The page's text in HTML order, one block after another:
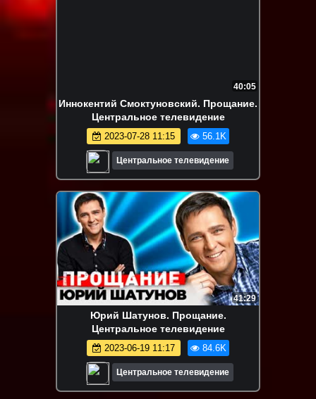
40:05
Иннокентий Смоктуновский. Прощание.
Центральное телевидение
2023-07-28 11:15 56.1K
Центральное телевидение
41:29
Юрий Шатунов. Прощание.
Центральное телевидение
2023-06-19 11:17 84.6K
Центральное телевидение